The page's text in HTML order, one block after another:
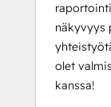
näkyvyys
olet
kanssa!